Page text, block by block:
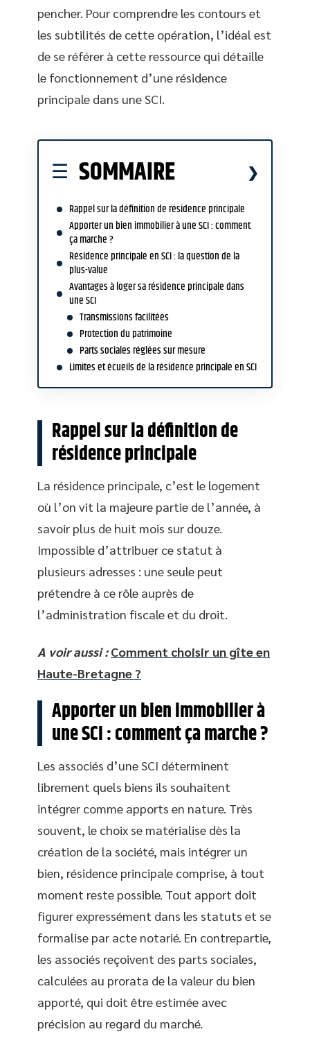
pencher. Pour comprendre les contours et
les subtilités de cette opération, l’idéal est
de se référer à cette ressource qui détaille
le fonctionnement d’une résidence
principale dans une SCI.
SOMMAIRE
Rappel sur la définition de résidence principale
Apporter un bien immobilier à une SCI : comment
ça marche ?
Résidence principale en SCI : la question de la
plus-value
Avantages à loger sa résidence principale dans
une SCI
Transmissions facilitées
Protection du patrimoine
Parts sociales réglées sur mesure
Limites et écueils de la résidence principale en SCI
Rappel sur la définition de
résidence principale
La résidence principale, c’est le logement
où l’on vit la majeure partie de l’année, à
savoir plus de huit mois sur douze.
Impossible d’attribuer ce statut à
plusieurs adresses : une seule peut
prétendre à ce rôle auprès de
l’administration fiscale et du droit.
A voir aussi : Comment choisir un gîte en
Haute-Bretagne ?
Apporter un bien immobilier à
une SCI : comment ça marche ?
Les associés d’une SCI déterminent
librement quels biens ils souhaitent
intégrer comme apports en nature. Très
souvent, le choix se matérialise dès la
création de la société, mais intégrer un
bien, résidence principale comprise, à tout
moment reste possible. Tout apport doit
figurer expressément dans les statuts et se
formalise par acte notarié. En contrepartie,
les associés reçoivent des parts sociales,
calculées au prorata de la valeur du bien
apporté, qui doit être estimée avec
précision au regard du marché.